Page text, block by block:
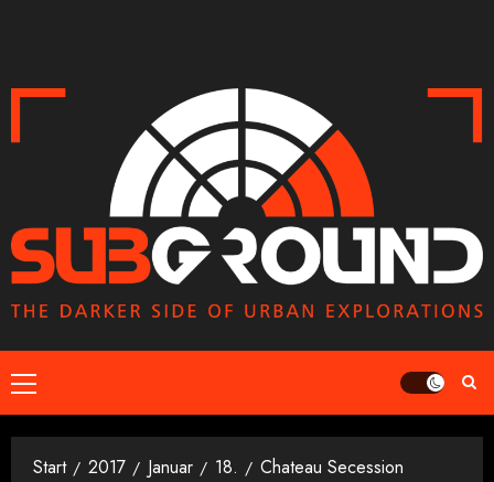
Primäres
Menü
Start 2017 Januar 18. Chateau Secession